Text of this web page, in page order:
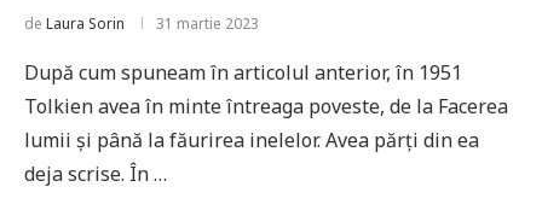
de Laura Sorin 31 martie 2023
După cum spuneam în articolul anterior, în 1951
Tolkien avea în minte întreaga poveste, de la Facerea
lumii și până la făurirea inelelor. Avea părți din ea
deja scrise. În …